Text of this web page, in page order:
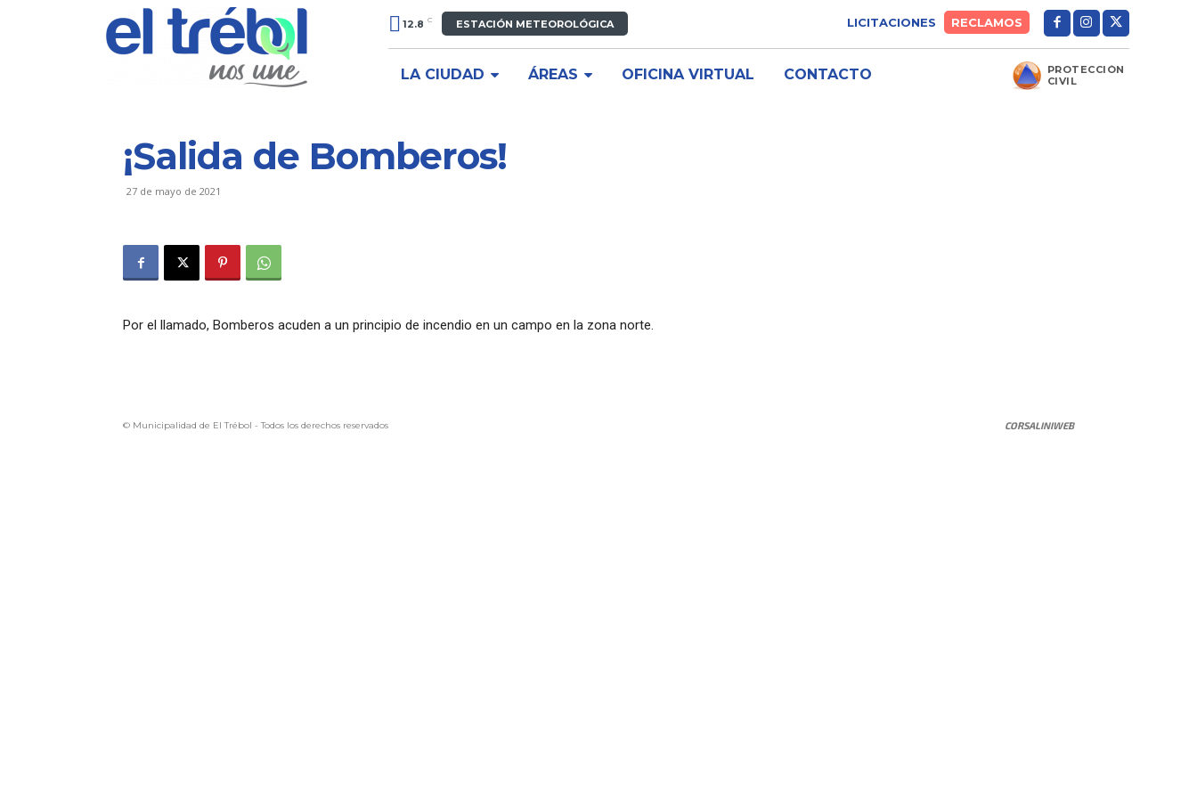
12.8 C ESTACIÓN METEOROLÓGICA LICITACIONES RECLAMOS
LA CIUDAD ÁREAS OFICINA VIRTUAL CONTACTO
PROTECCIÓN
CIVIL
¡Salida de Bomberos!
27 de mayo de 2021
Por el llamado, Bomberos acuden a un principio de incendio en un campo en la zona norte.
CORSALINIWEB
© Municipalidad de El Trébol - Todos los derechos reservados